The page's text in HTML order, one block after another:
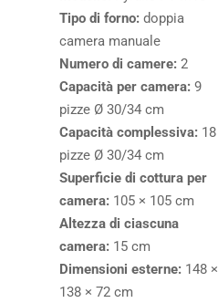
Tipo di forno: doppia
camera manuale
Numero di camere: 2
Capacità per camera: 9
pizze Ø 30/34 cm
Capacità complessiva: 18
pizze Ø 30/34 cm
Superficie di cottura per
camera: 105 × 105 cm
Altezza di ciascuna
camera: 15 cm
Dimensioni esterne: 148 ×
138 × 72 cm